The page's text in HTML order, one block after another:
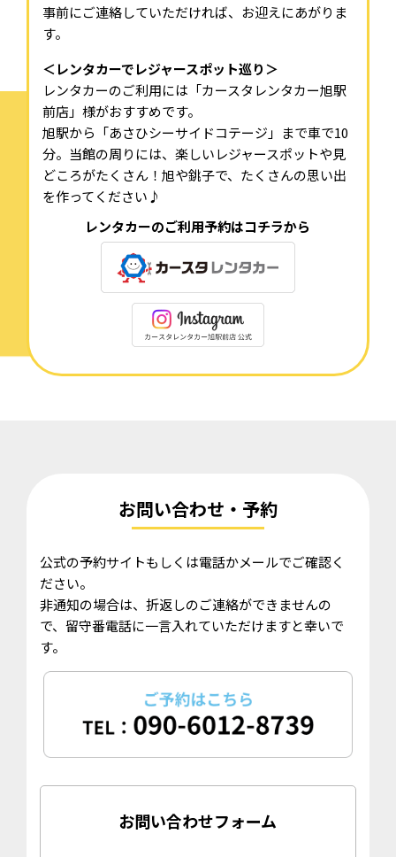
事前にご連絡していただければ、お迎えにあがりま
す。
＜レンタカーでレジャースポット巡り＞
レンタカーのご利用には「カースタレンタカー旭駅
前店」様がおすすめです。
旭駅から「あさひシーサイドコテージ」まで車で10
分。当館の周りには、楽しいレジャースポットや見
どころがたくさん！旭や銚子で、たくさんの思い出
を作ってください♪
レンタカーのご利用予約はコチラから
お問い合わせ・予約
公式の予約サイトもしくは電話かメールでご確認く
ださい。
非通知の場合は、折返しのご連絡ができませんの
で、留守番電話に一言入れていただけますと幸いで
す。
お問い合わせフォーム